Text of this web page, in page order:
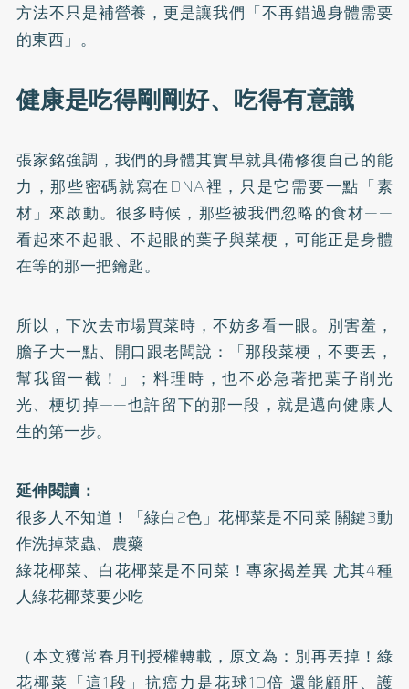
方法不只是補營養，更是讓我們「不再錯過身體需要
的東西」。
健康是吃得剛剛好、吃得有意識
張家銘強調，我們的身體其實早就具備修復自己的能
力，那些密碼就寫在DNA裡，只是它需要一點「素
材」來啟動。很多時候，那些被我們忽略的食材——
看起來不起眼、不起眼的葉子與菜梗，可能正是身體
在等的那一把鑰匙。
所以，下次去市場買菜時，不妨多看一眼。別害羞，
膽子大一點、開口跟老闆說：「那段菜梗，不要丟，
幫我留一截！」；料理時，也不必急著把葉子削光
光、梗切掉——也許留下的那一段，就是邁向健康人
生的第一步。
延伸閱讀：
很多人不知道！「綠白2色」花椰菜是不同菜 關鍵3動
作洗掉菜蟲、農藥
綠花椰菜、白花椰菜是不同菜！專家揭差異 尤其4種
人綠花椰菜要少吃
（本文獲常春月刊授權轉載，原文為： 別再丟掉！綠
花椰菜「這1段」抗癌力是花球10倍 還能顧肝、護